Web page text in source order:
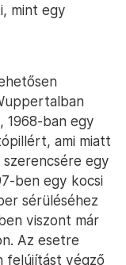
mint egy
1968-ban egy
ami miatt
egy
ben egy kocsi
sérüléséhez
viszont már
Az esetre
felújítást végző